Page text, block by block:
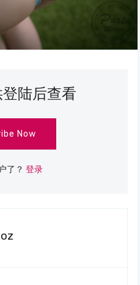
陆后查看
Now
了？ 登录